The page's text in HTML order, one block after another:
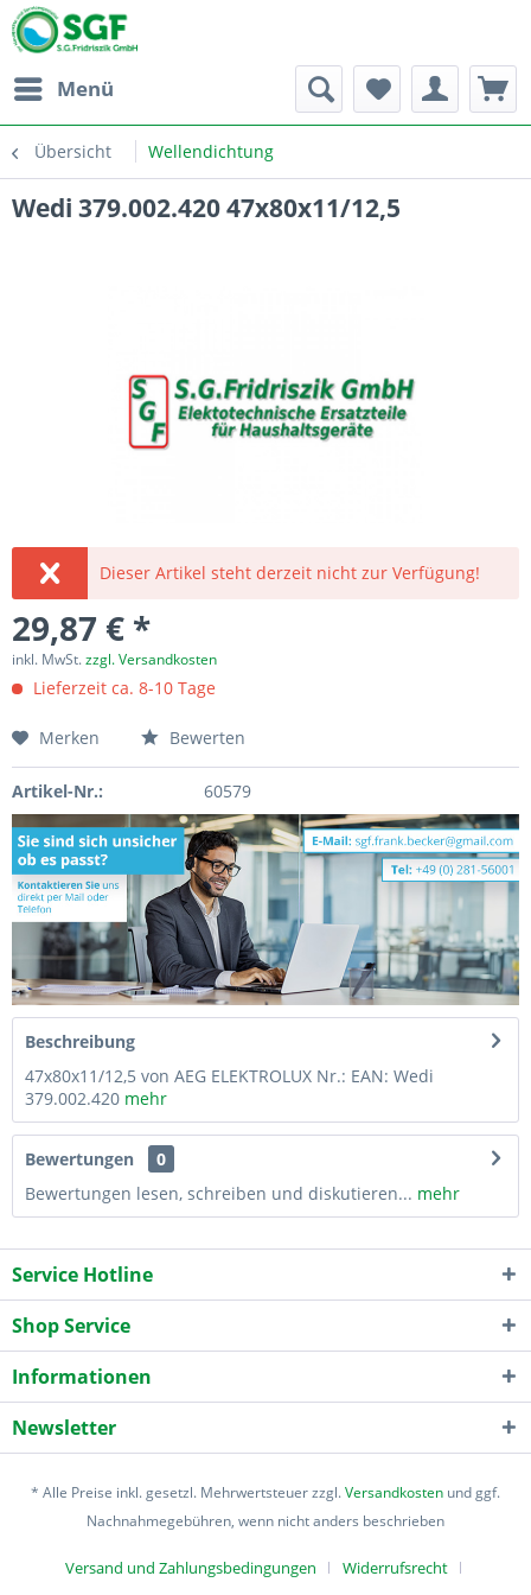
Menü
Übersicht Wellendichtung
Wedi 379.002.420 47x80x11/12,5
Dieser Artikel steht derzeit nicht zur Verfügung!
29,87 € *
inkl. MwSt.zzgl. Versandkosten
Lieferzeit ca. 8-10 Tage
Merken Bewerten
Artikel-Nr.: 60579
Beschreibung
47x80x11/12,5 von AEG ELEKTROLUX Nr.: EAN: Wedi
379.002.420 mehr
Bewertungen
0
Bewertungen lesen, schreiben und diskutieren... mehr
Service Hotline
Shop Service
Informationen
Newsletter
* Alle Preise inkl. gesetzl. Mehrwertsteuer zzgl.Versandkosten und ggf.
Nachnahmegebühren, wenn nicht anders beschrieben
Versand und Zahlungsbedingungen Widerrufsrecht